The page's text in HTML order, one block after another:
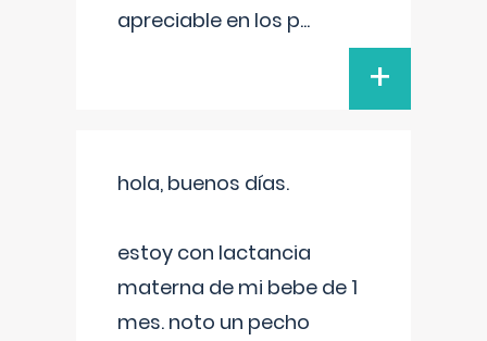
apreciable en los p...
+
hola, buenos días.
estoy con lactancia
materna de mi bebe de 1
mes. noto un pecho